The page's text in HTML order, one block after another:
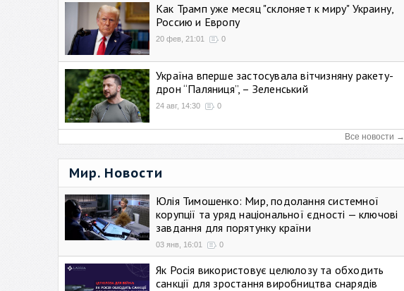
Как Трамп уже месяц "склоняет к миру" Украину,
Россию и Европу
20 фев, 21:01 0
Україна вперше застосувала вітчизняну ракету-
дрон “Паляниця”, – Зеленський
24 авг, 14:30 0
Все новости →
Мир. Новости
Юлія Тимошенко: Мир, подолання системної
корупції та уряд національної єдності — ключові
завдання для порятунку країни
03 янв, 16:01 0
Як Росія використовує целюлозу та обходить
санкції для зростання виробництва снарядів